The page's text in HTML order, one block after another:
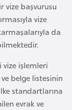
vize başvurusu
vize
da
vize işlemleri
belge listesinin
standartlarına
evrak ve